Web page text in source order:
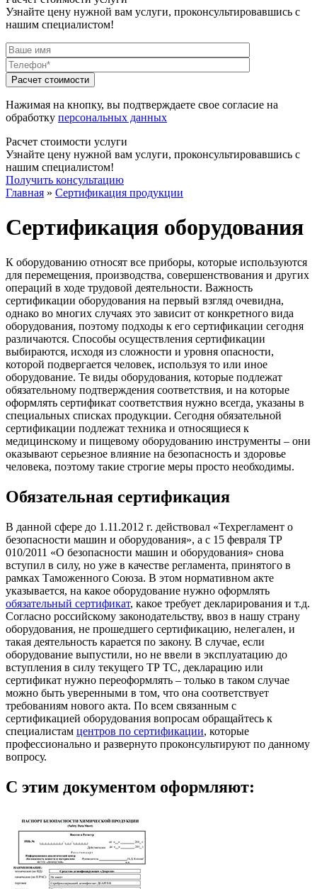
Узнайте цену нужной вам услуги, проконсультировавшись с
нашим специалистом!
Нажимая на кнопку, вы подтверждаете свое согласие на
обработку персональных данных
Расчет стоимости услуги
Узнайте цену нужной вам услуги, проконсультировавшись с
нашим специалистом!
Получить консультацию
Главная » Сертификация продукции
Сертификация оборудования
К оборудованию относят все приборы, которые используются
для перемещения, производства, совершенствования и других
операций в ходе трудовой деятельности. Важность
сертификации оборудования на первый взгляд очевидна,
однако во многих случаях это зависит от конкретного вида
оборудования, поэтому подходы к его сертификации сегодня
различаются. Способы осуществления сертификации
выбираются, исходя из сложности и уровня опасности,
которой подвергается человек, используя то или иное
оборудование. Те виды оборудования, которые подлежат
обязательному подтверждения соответствия, и на которые
оформлять сертификат соответствия нужно всегда, указаны в
специальных списках продукции. Сегодня обязательной
сертификации подлежат техника и относящиеся к
медицинскому и пищевому оборудованию инструменты – они
оказывают серьезное влияние на безопасность и здоровье
человека, поэтому такие строгие меры просто необходимы.
Обязательная сертификация
В данной сфере до 1.11.2012 г. действовал «Техрегламент о
безопасности машин и оборудования», а с 15 февраля ТР
010/2011 «О безопасности машин и оборудования» снова
вступил в силу, но уже в качестве регламента, принятого в
рамках Таможенного Союза. В этом нормативном акте
указывается, на какое оборудование нужно оформлять
обязательный сертификат, какое требует декларирования и т.д.
Согласно российскому законодательству, ввоз в нашу страну
оборудования, не прошедшего сертификацию, нелегален, и
такая деятельность карается по закону. В случае, если
оборудование выпустили, но не ввели в эксплуатацию до
вступления в силу текущего ТР ТС, декларацию или
сертификат нужно переоформлять – только в таком случае
можно быть уверенными в том, что она соответствует
требованиям нового акта. По всем связанным с
сертификацией оборудования вопросам обращайтесь к
специалистам центров по сертификации, которые
профессионально и развернуто проконсультируют по данному
вопросу.
С этим документом оформляют: